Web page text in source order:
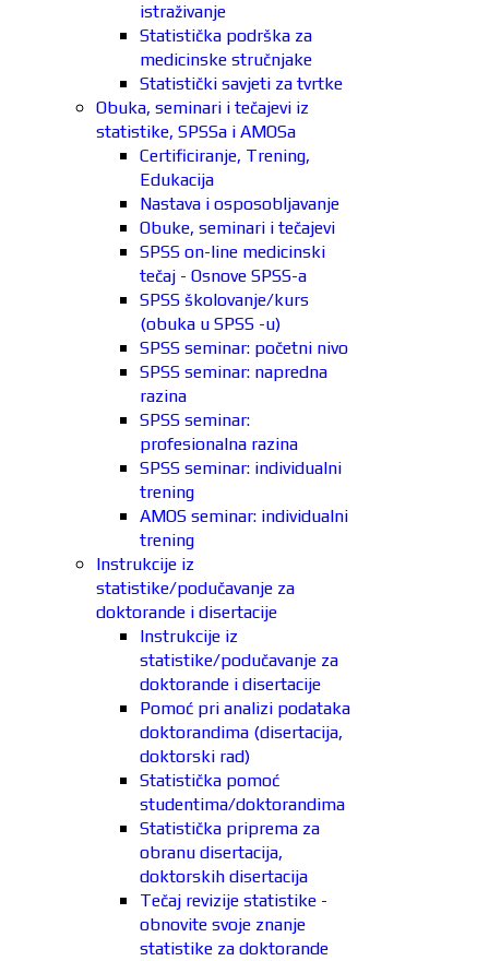
istraživanje
Statistička podrška za
medicinske stručnjake
Statistički savjeti za tvrtke
Obuka, seminari i tečajevi iz
statistike, SPSSa i AMOSa
Certificiranje, Trening,
Edukacija
Nastava i osposobljavanje
Obuke, seminari i tečajevi
SPSS on-line medicinski
tečaj - Osnove SPSS-a
SPSS školovanje/kurs
(obuka u SPSS -u)
SPSS seminar: početni nivo
SPSS seminar: napredna
razina
SPSS seminar:
profesionalna razina
SPSS seminar: individualni
trening
AMOS seminar: individualni
trening
Instrukcije iz
statistike/podučavanje za
doktorande i disertacije
Instrukcije iz
statistike/podučavanje za
doktorande i disertacije
Pomoć pri analizi podataka
doktorandima (disertacija,
doktorski rad)
Statistička pomoć
studentima/doktorandima
Statistička priprema za
obranu disertacija,
doktorskih disertacija
Tečaj revizije statistike -
obnovite svoje znanje
statistike za doktorande